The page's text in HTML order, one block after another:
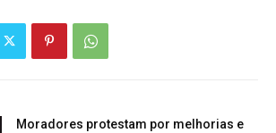
Moradores protestam por melhorias e